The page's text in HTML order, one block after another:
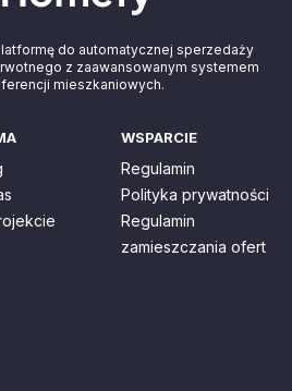
do automatycznej sperzedaży
z zaawansowanym systemem
mieszkaniowych.
WSPARCIE
Regulamin
Polityka prywatności
Regulamin
zamieszczania ofert